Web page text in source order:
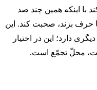
با اینکه همین چند صد
حرف بزند، صحبت کند. این
دارد؛ این در اختیار
محلّ تجمّع است.